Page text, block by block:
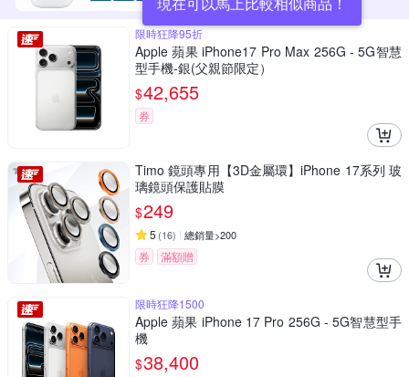
限時狂降95折
Apple 蘋果 iPhone17 Pro Max 256G - 5G智慧
型手機-銀(父親節限定）
$42,655
券
Timo 鏡頭專用【3D金屬環】iPhone 17系列 玻
璃鏡頭保護貼膜
$249
5 (16) 總銷量>200
券 滿額贈
限時狂降1500
Apple 蘋果 iPhone 17 Pro 256G - 5G智慧型手
機
$38,400